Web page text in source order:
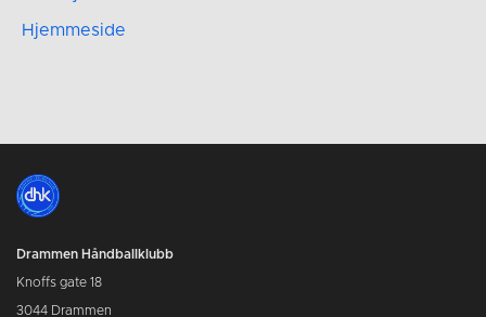
Hjemmeside
Drammen Håndballklubb
Knoffs gate 18
3044 Drammen